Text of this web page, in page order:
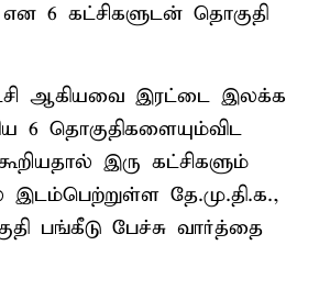
6 கட்சிகளுடன் தொகுதி
ஆகியவை இரட்டை இலக்க
6 தொகுதிகளையும்விட
இரு கட்சிகளும்
தே.மு.தி.க.,
பங்கீடு பேச்சு வார்த்தை